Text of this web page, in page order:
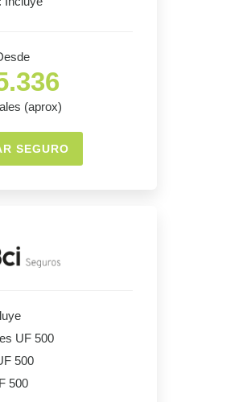
(aprox)
SEGURO
UF 500
500
500